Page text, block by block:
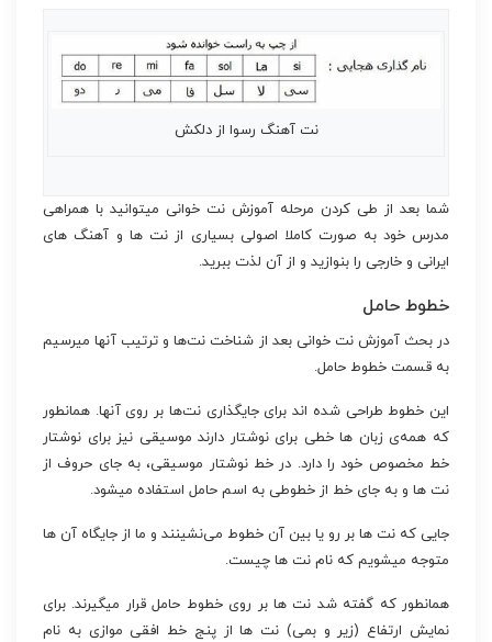
نت آهنگ رسوا از دلکش
شما بعد از طی کردن مرحله آموزش نت خوانی میتوانید با همراهی
مدرس خود به صورت کاملا اصولی بسیاری از نت ها و آهنگ های
ایرانی و خارجی را بنوازید و از آن لذت ببرید.
خطوط حامل
در بحث آموزش نت خوانی بعد از شناخت نت‌ها و ترتیب آنها میرسیم
به قسمت خطوط حامل.
این خطوط طراحی شده اند برای جایگذاری نت‌ها بر روی آنها. همانطور
که همه‌ی زبان ها خطی برای نوشتار دارند موسیقی نیز برای نوشتار
خط مخصوص خود را دارد. در خط نوشتار موسیقی، به جای حروف از
نت ها و به جای خط از خطوطی به اسم حامل استفاده میشود.
جایی که نت ها بر رو یا بین آن خطوط می‌نشینند و ما از جایگاه آن ها
متوجه میشویم که نام نت ها چیست.
همانطور که گفته شد نت ها بر روی خطوط حامل قرار میگیرند. برای
نمایش ارتفاع (زیر و بمی) نت ها از پنج خط افقی موازی به نام